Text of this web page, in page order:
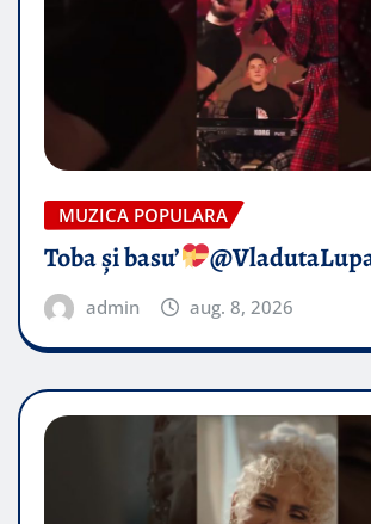
MUZICA POPULARA
Toba și basu’
admin aug. 8, 2026